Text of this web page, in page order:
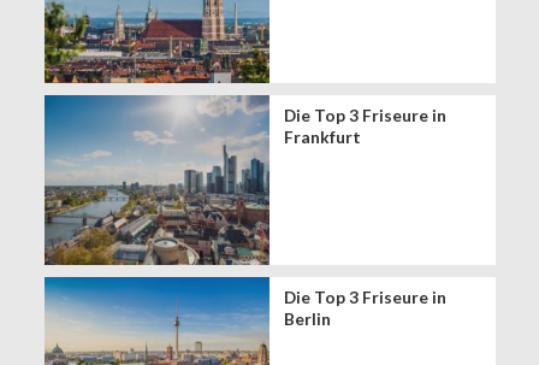
Die Top 3 Friseure in
Frankfurt
Die Top 3 Friseure in
Berlin